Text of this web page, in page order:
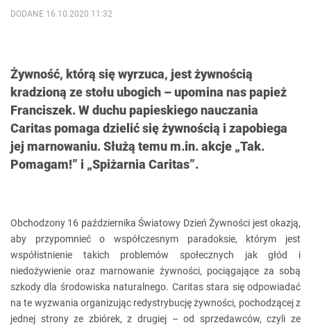
Żywność, którą się wyrzuca, jest żywnością
kradzioną ze stołu ubogich – upomina nas papież
Franciszek. W duchu papieskiego nauczania
Caritas pomaga dzielić się żywnością i zapobiega
jej marnowaniu. Służą temu m.in. akcje „Tak.
Pomagam!” i „Spiżarnia Caritas”.
DODANE 16.10.2020 11:32
Obchodzony 16 października Światowy Dzień Żywności jest okazją,
aby przypomnieć o współczesnym paradoksie, którym jest
współistnienie takich problemów społecznych jak głód i
niedożywienie oraz marnowanie żywności, pociągające za sobą
szkody dla środowiska naturalnego. Caritas stara się odpowiadać
na te wyzwania organizując redystrybucję żywności, pochodzącej z
jednej strony ze zbiórek, z drugiej – od sprzedawców, czyli ze